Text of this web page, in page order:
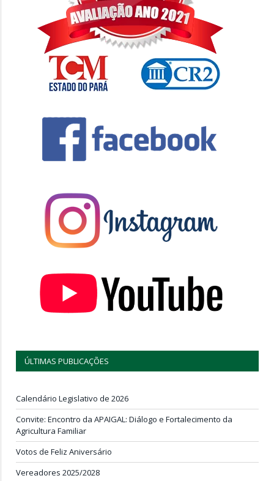
ÚLTIMAS PUBLICAÇÕES
Calendário Legislativo de 2026
Convite: Encontro da APAIGAL: Diálogo e Fortalecimento da
Agricultura Familiar
Votos de Feliz Aniversário
Vereadores 2025/2028